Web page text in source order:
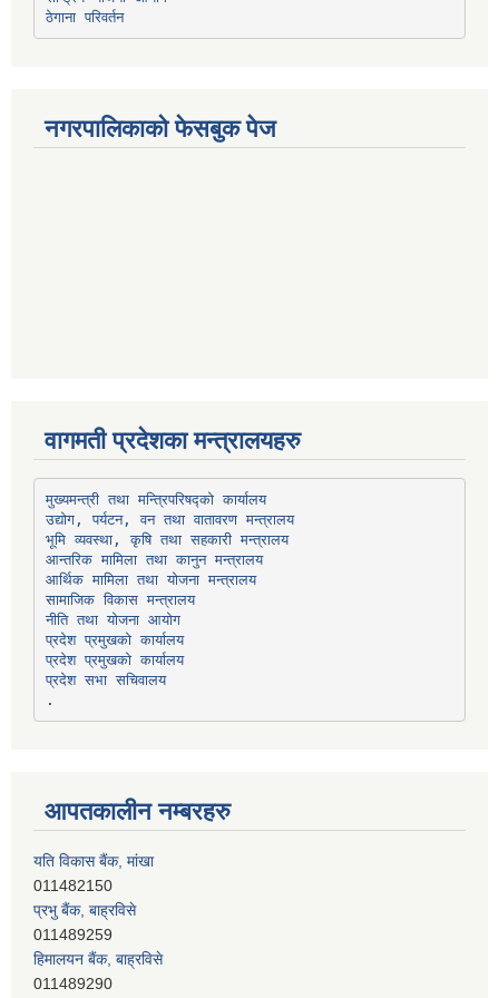
ठेगाना परिवर्तन
नगरपालिकाको फेसबुक पेज
वागमती प्रदेशका मन्त्रालयहरु
मुख्यमन्त्री तथा मन्त्रिपरिषद्को कार्यालय
उद्योग, पर्यटन, वन तथा वातावरण मन्त्रालय
भूमि व्यवस्था, कृषि तथा सहकारी मन्त्रालय
आन्तरिक मामिला तथा कानुन मन्त्रालय
आर्थिक मामिला तथा योजना मन्त्रालय
सामाजिक विकास मन्त्रालय
नीति तथा योजना आयोग
प्रदेश प्रमुखको कार्यालय
प्रदेश प्रमुखको कार्यालय
प्रदेश सभा सचिवालय
आपतकालीन नम्बरहरु
यति विकास बैंक, मांखा
प्रभु बैंक, बाह्रविसे
011489259
हिमालयन बैंक, बाह्रविसे
011489290
लक्ष्मी बैंक, चाैतारा
011620404